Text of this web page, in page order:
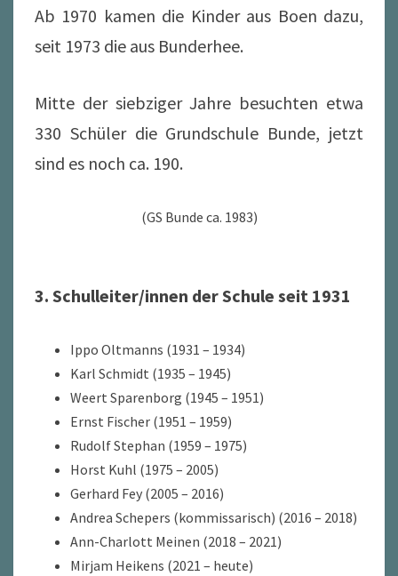
Ab 1970 kamen die Kinder aus Boen dazu,
seit 1973 die aus Bunderhee.
Mitte der siebziger Jahre besuchten etwa
330 Schüler die Grundschule Bunde, jetzt
sind es noch ca. 190.
(GS Bunde ca. 1983)
3. Schulleiter/innen der Schule seit 1931
Ippo Oltmanns (1931 – 1934)
Karl Schmidt (1935 – 1945)
Weert Sparenborg (1945 – 1951)
Ernst Fischer (1951 – 1959)
Rudolf Stephan (1959 – 1975)
Horst Kuhl (1975 – 2005)
Gerhard Fey (2005 – 2016)
Andrea Schepers (kommissarisch) (2016 – 2018)
Ann-Charlott Meinen (2018 – 2021)
Mirjam Heikens (2021 – heute)